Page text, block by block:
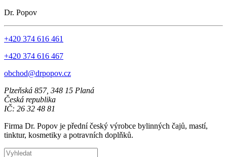
Dr. Popov
+420 374 616 461
+420 374 616 467
obchod@drpopov.cz
Plzeňská 857, 348 15 Planá
Česká republika
IČ: 26 32 48 81
Firma Dr. Popov je přední český výrobce bylinných čajů, mastí,
tinktur, kosmetiky a potravních doplňků.